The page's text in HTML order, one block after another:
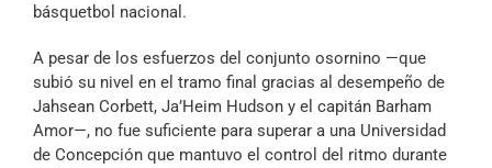
básquetbol nacional.
A pesar de los esfuerzos del conjunto osornino —que
subió su nivel en el tramo final gracias al desempeño de
Jahsean Corbett, Ja’Heim Hudson y el capitán Barham
Amor—, no fue suficiente para superar a una Universidad
de Concepción que mantuvo el control del ritmo durante